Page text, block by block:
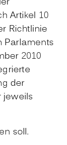
Artikel 10
Richtlinie
Parlaments
2010
der
jeweils
soll.